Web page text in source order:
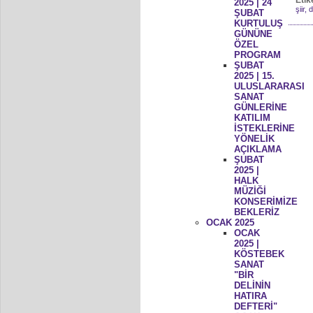
şiir,
2025 | 24
ŞUBAT
KURTULUŞ
GÜNÜNE
ÖZEL
PROGRAM
ŞUBAT
2025 | 15.
ULUSLARARASI
SANAT
GÜNLERİNE
KATILIM
İSTEKLERİNE
YÖNELİK
AÇIKLAMA
ŞUBAT
2025 |
HALK
MÜZİĞİ
KONSERİMİZE
BEKLERİZ
OCAK 2025
OCAK
2025 |
KÖSTEBEK
SANAT
"BİR
DELİNİN
HATIRA
DEFTERİ"